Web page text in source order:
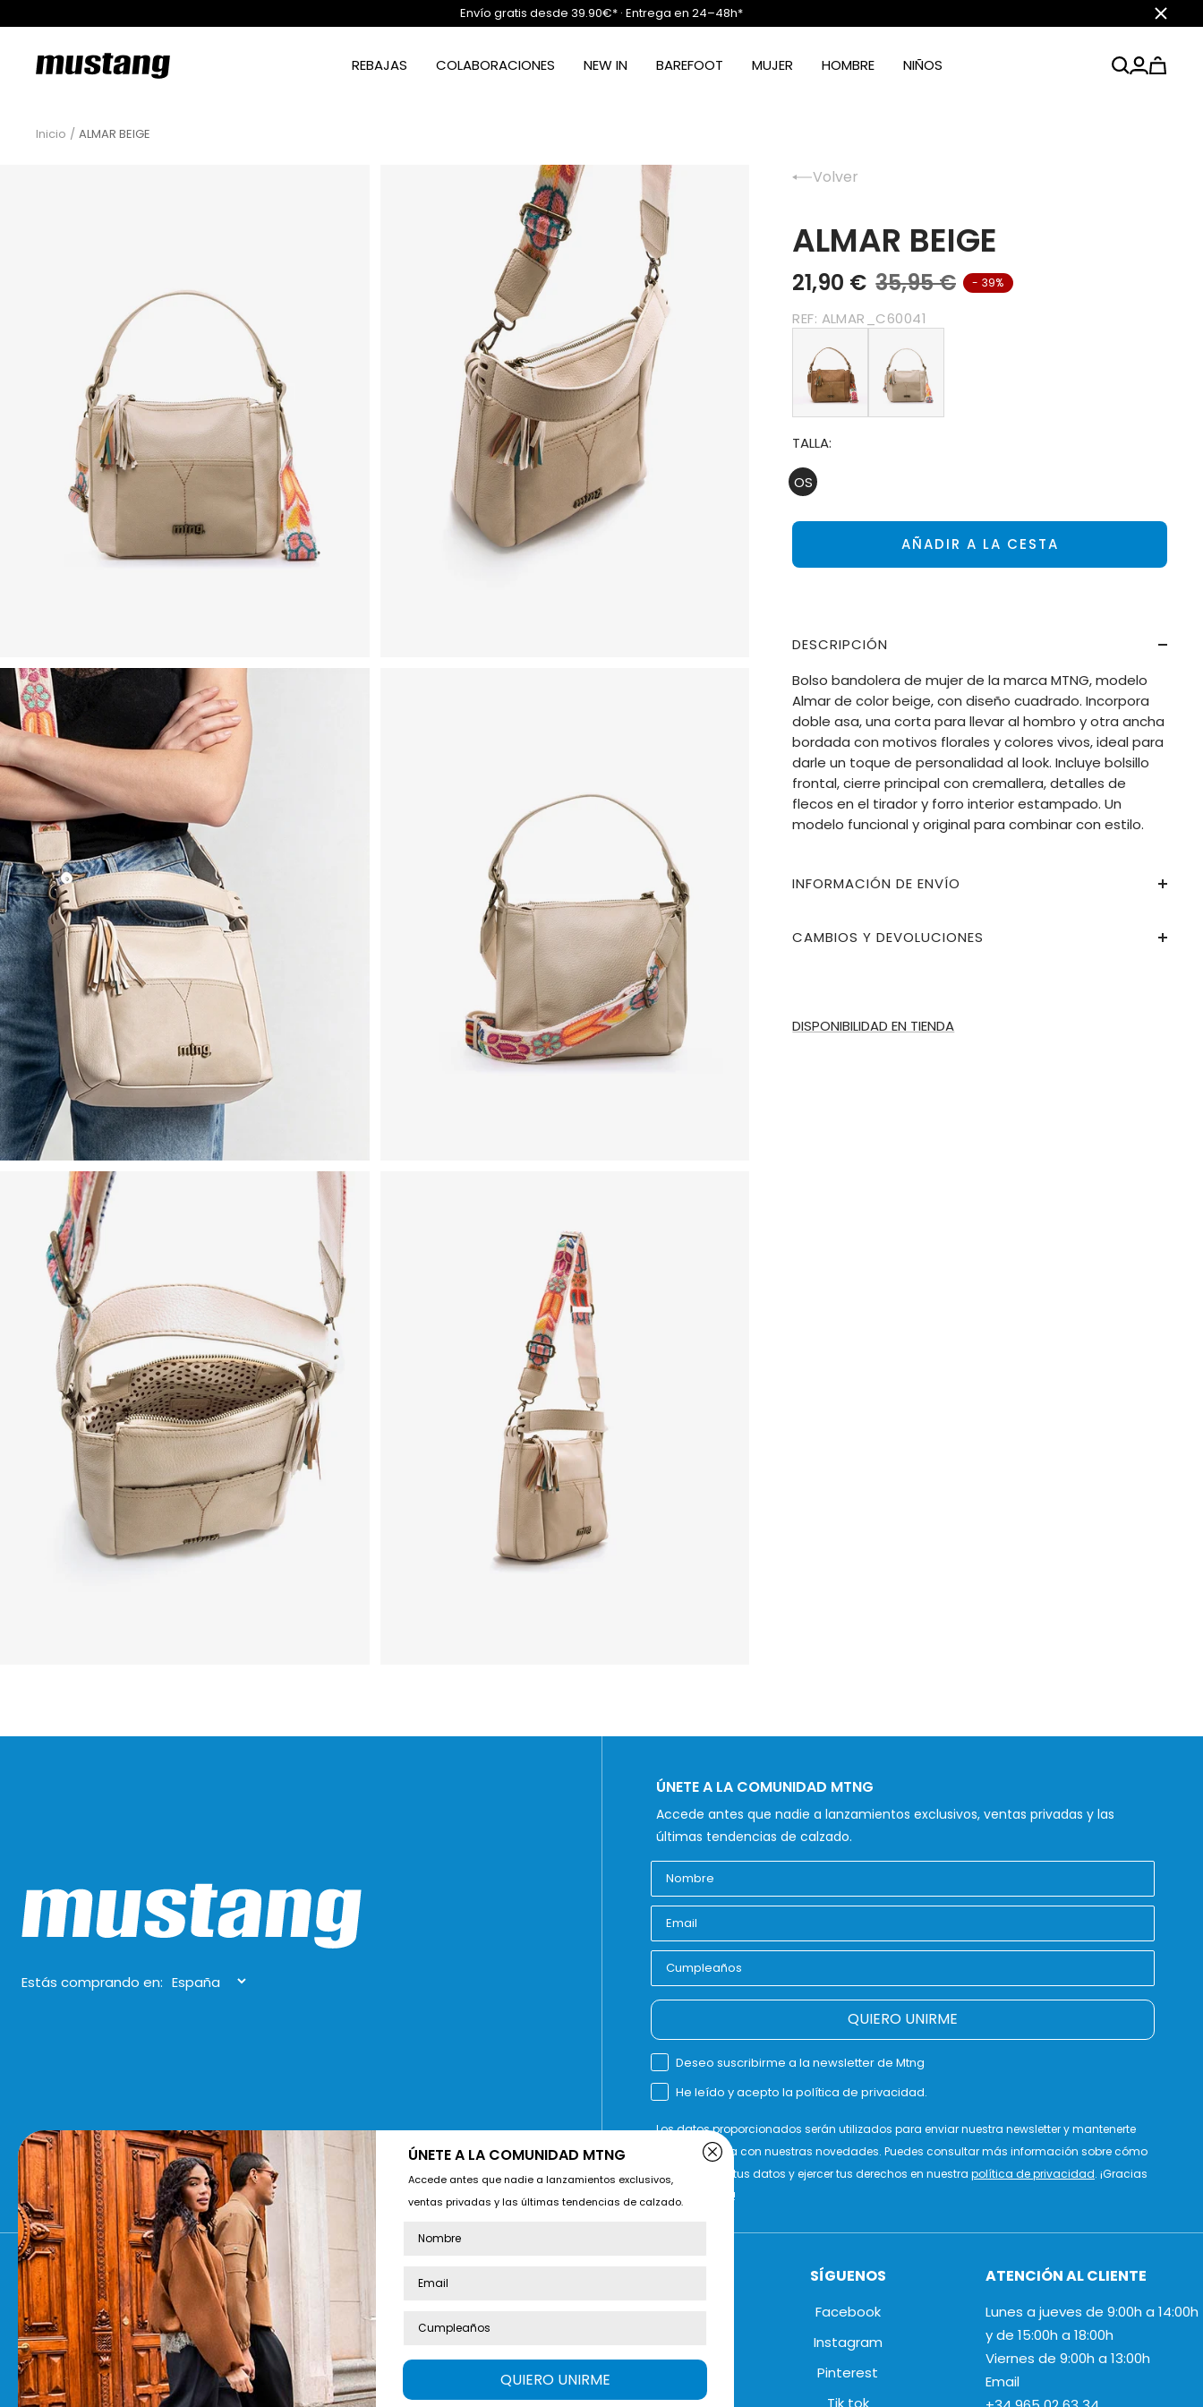
contenido
Envío gratis desde 39.90€* · Entrega en 24–48h* Cerrar
mtngshoes REBAJAS COLABORACIONES NEW IN BAREFOOT MUJER HOMBRE NIÑOS
Inicio ALMAR BEIGE
Volver
ALMAR BEIGE
21,90 € 35,95 € - 39%
REF: ALMAR_C60041
TALLA:
OS
AÑADIR A LA CESTA
DESCRIPCIÓN
Bolso bandolera de mujer de la marca MTNG, modelo
Almar de color beige, con diseño cuadrado. Incorpora
doble asa, una corta para llevar al hombro y otra ancha
bordada con motivos florales y colores vivos, ideal para
darle un toque de personalidad al look. Incluye bolsillo
frontal, cierre principal con cremallera, detalles de
flecos en el tirador y forro interior estampado. Un
modelo funcional y original para combinar con estilo.
INFORMACIÓN DE ENVÍO
CAMBIOS Y DEVOLUCIONES
DISPONIBILIDAD EN TIENDA
Estás comprando en:
ÚNETE A LA COMUNIDAD MTNG
Accede antes que nadie a lanzamientos exclusivos, ventas privadas y las
últimas tendencias de calzado.
QUIERO UNIRME
Deseo suscribirme a la newsletter de Mtng
He leído y acepto la política de privacidad.
Los datos proporcionados serán utilizados para enviar nuestra newsletter y mantenerte
actualizado/a con nuestras novedades. Puedes consultar más información sobre cómo
gestionamos tus datos y ejercer tus derechos en nuestra política de privacidad. ¡Gracias
por suscribirte!
AYUDA
Contacto
Preguntas Frecuentes
Condiciones de envío
Cambios y devoluciones
POLÍTICAS DE MARCA
Aviso legal
Política de cookies
Política de privacidad
Términos y condiciones
Localizador de tiendas
Materiales Conscientes
SÍGUENOS
Facebook
Instagram
Pinterest
Tik tok
ATENCIÓN AL CLIENTE
Lunes a jueves de 9:00h a 14:00h
y de 15:00h a 18:00h
Viernes de 9:00h a 13:00h
Email
ÚNETE A LA COMUNIDAD MTNG
Accede antes que nadie a lanzamientos exclusivos,
ventas privadas y las últimas tendencias de calzado.
QUIERO UNIRME